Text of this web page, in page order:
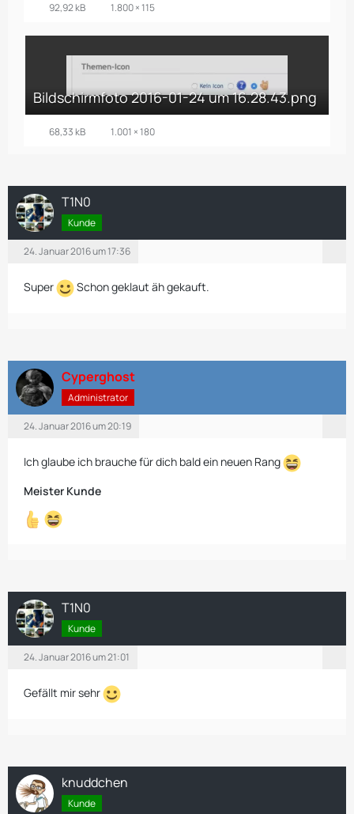
92,92 kB 1.800 × 115
Bildschirmfoto 2016-01-24 um 16.28.43.png
68,33 kB 1.001 × 180
T1N0
Kunde
24. Januar 2016 um 17:36
Super Schon geklaut äh gekauft.
Cyperghost
Administrator
24. Januar 2016 um 20:19
Ich glaube ich brauche für dich bald ein neuen Rang
Meister Kunde
T1N0
Kunde
24. Januar 2016 um 21:01
Gefällt mir sehr
knuddchen
Kunde